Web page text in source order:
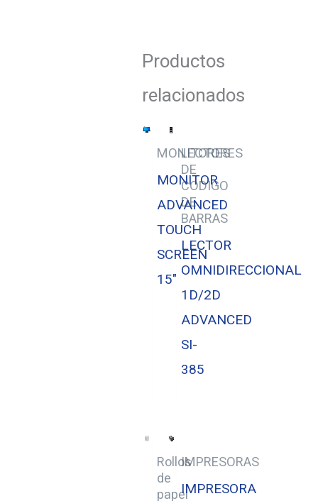
Productos
relacionados
MONITORES
MONITOR
ADVANCED
TOUCH
SCREEN
15″
LECTORES
DE
CODIGO
DE
BARRAS
LECTOR
OMNIDIRECCIONAL
1D/2D
ADVANCED
SI-
385
Rollos
de
papel
IMPRESORAS
IMPRESORA